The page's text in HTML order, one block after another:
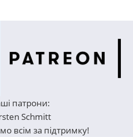
патрони:
Schmitt
всім за підтримку!